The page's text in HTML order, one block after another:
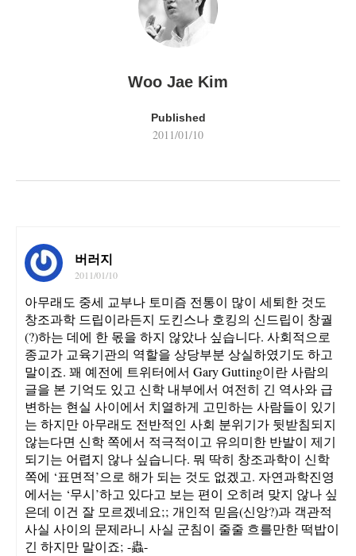
Woo Jae Kim
Published
2011/01/10
버러지
2011/01/10
아무래도 중세 교부나 토미즘 전통이 많이 세퇴한 것도
창조과학 드립이라든지 도킨스나 호킹의 신드립이 창궐
(?)하는 데에 한 몫을 하지 않았나 싶습니다. 사회적으로
종교가 교육기관의 역할을 상당부분 상실하였기도 하고
말이죠. 꽤 예전에 트위터에서 Gary Gutting이란 사람의
글을 본 기억도 있고 신학 내부에서 여전히 긴 역사와 급
변하는 현실 사이에서 치열하게 고민하는 사람들이 있기
는 하지만 아무래도 전반적인 사회 분위기가 뒷받침되지
않는다면 신학 쪽에서 적극적이고 유의미한 반발이 제기
되기는 어렵지 않나 싶습니다. 뭐 딱히 창조과학이 신학
쪽에 ‘표면적’으로 해가 되는 것도 없겠고. 자연과학진영
에서는 ‘무시’하고 있다고 보는 편이 오히려 맞지 않나 싶
은데 이건 잘 모르겠네요;; 개인적 믿음(신앙?)과 객관적
사실 사이의 문제라니 사실 군침이 줄줄 흐를만한 떡밥이
긴 하지만 말이죠; -蟲-